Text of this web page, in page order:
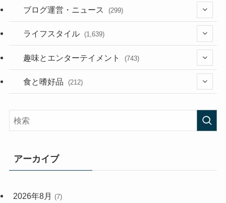
(36)
(187)
ブログ運営・ニュース (299)
(118)
(181)
ライフスタイル (1,639)
(394)
(282)
(33)
趣味とエンターテイメント (743)
(56)
食と嗜好品 (212)
アーカイブ
2026年8月 (7)